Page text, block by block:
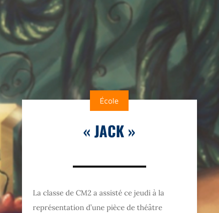
École
« JACK »
La classe de CM2 a assisté ce jeudi à la
représentation d’une pièce de théâtre